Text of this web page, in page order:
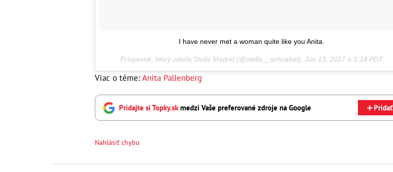
I have never met a woman quite like you Anita.
Príspevok, ktorý zdieľa Stella Madrid (@stella__schnabel), Jún 13, 2017 o 1:14 PDT
Viac o téme:Anita Pallenberg
Pridajte si Topky.sk medzi Vaše preferované zdroje na Google Pridať
Nahlásiť chybu